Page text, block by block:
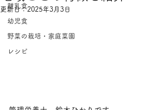
離乳食
幼児食
野菜の栽培・家庭菜園
レシピ
更新日：2025年3月3日